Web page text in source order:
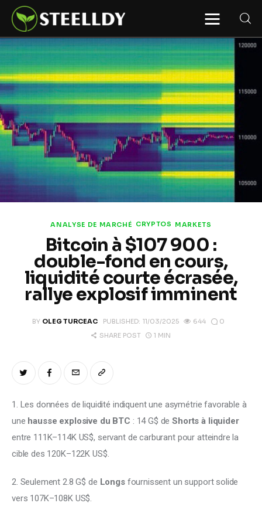
STEELLDY
Through Steelldy consulting company, I
assist companies, fintechs, and
institutions in two key areas: ◙
Economic and financial statistical
modeling via our DaaS & SaaS
software (macroeconomic index
platform). Analysis of the transition to
a multipolar world: stablecoins, gold,
copper, precious metals, industrial
metals, oil, dollars, euros, yuan, yen,
rubles, CBDC, BISIH, mBridge, Unified
Ledger, BRICS, and global regulations.
◙ Web3 Law & Taxation Legal and Tax
structuring of blockchain-based
projects, RWA, tokenization,
cryptocurrency (stablecoins, CBDC),
organizations (DAO), MiCA
robotics, smart cities, and ESG
Climate
Markets
Reports
ANALYSE DE MARCHÉ CRYPTOS MARKETS
Bitcoin à $107 900 :
double-fond en cours,
liquidité courte écrasée,
rallye explosif imminent
BY OLEG TURCEAC PUBLISHED: 11/03/2025 644
0
SHARE POST
1 MIN
1. Les données de liquidité indiquent une asymétrie favorable à
une hausse explosive du BTC : 14 G$ de Shorts à liquider
entre 111K–114K US$, servant de carburant pour atteindre la
cible des 120K–122K US$.
2. Seulement 2.8 G$ de Longs fournissent un support solide
vers 107K–108K US$.